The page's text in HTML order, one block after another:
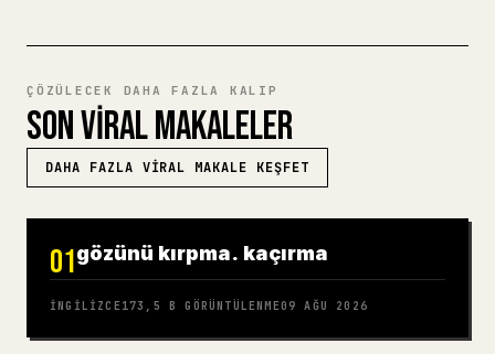
ÇÖZÜLECEK DAHA FAZLA KALIP
SON VIRAL MAKALELER
DAHA FAZLA VIRAL MAKALE KEŞFET
01gözünü kırpma. kaçırma
İNGILIZCE 173,5 B GÖRÜNTÜLENME09 AĞU 2026